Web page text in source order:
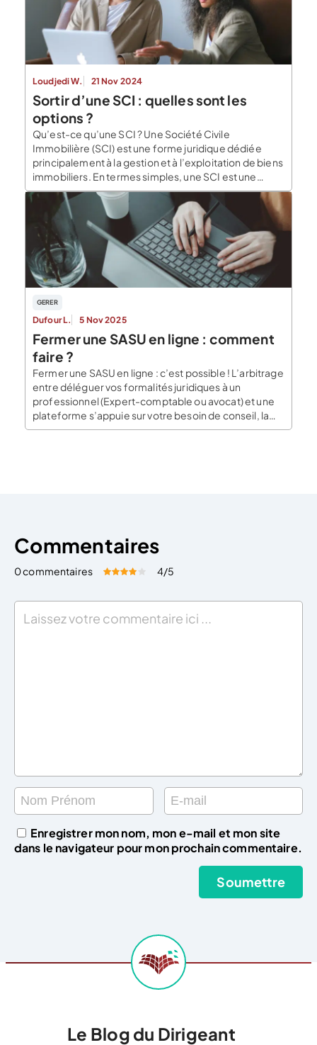
Loudjedi W. 21 Nov 2024
Sortir d’une SCI : quelles sont les
options ?
Qu’est-ce qu’une SCI ? Une Société Civile
Immobilière (SCI) est une forme juridique dédiée
principalement à la gestion et à l’exploitation de biens
immobiliers. En termes simples, une SCI est une
structure qui permet à plusieurs personnes
(physiques ou morales) de détenir et de gérer
collectivement des biens immobiliers. La SCI est
régie par le […]
GERER
Dufour L. 5 Nov 2025
Fermer une SASU en ligne : comment
faire ?
Fermer une SASU en ligne : c’est possible ! L’arbitrage
entre déléguer vos formalités juridiques à un
professionnel (Expert-comptable ou avocat) et une
plateforme s’appuie sur votre besoin de conseil, la
nécessité de personnaliser la démarche, le prix et le
Commentaires
0 commentaires Évaluez cet article:
4/5
Enregistrer mon nom, mon e-mail et mon site
dans le navigateur pour mon prochain commentaire.
Le Blog du Dirigeant